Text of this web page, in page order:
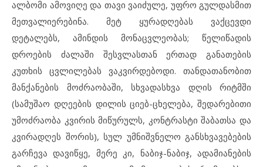
ალბომი ამოვიღე და თავი ვაიძულე, უფრო გულდასმით
მეთვალიერებინა. მეტ ყურადღებას ვაქცევდი
დეტალებს, ამინდის მონაცვლეობას; წელიწადის
დროების ძალაში შესვლასთან ერთად განათების
კუთხის ცვლილებას ვაკვირდებოდი. თანდათანობით
მანქანების მოძრაობაში, სხვადასხვა დღის რიტმში
(სამუშაო დღეების დილის ციებ-ცხელება, შედარებითი
უმოძრაობა კვირის მიწურულს, კონტრასტი შაბათსა და
კვირადღეს შორის), სულ უმნიშვნელო განსხვავებების
გარჩევა დავიწყე, მერე კი, ნაბიჯ-ნაბიჯ, ადამიანების